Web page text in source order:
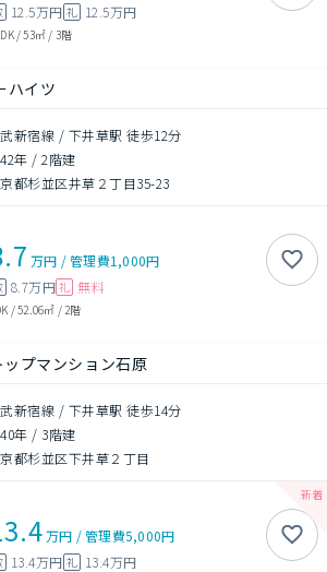
12.5万円 礼 12.5万円
/53㎡ / 3階
ハイツ
新宿線 / 下井草駅 徒歩12分
年 /2階建
都杉並区井草２丁目35-23
万円 /管理費1,000円
8.7万円 礼 無料
/52.06㎡ / 2階
ップマンション石原
新宿線 / 下井草駅 徒歩14分
年 / 3階建
都杉並区下井草２丁目
万円 /管理費5,000円
13.4万円 礼 13.4万円